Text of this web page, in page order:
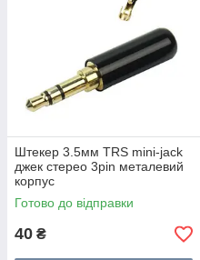
Штекер 3.5мм TRS mini-jack
джек стерео 3pin металевий
корпус
Готово до відправки
40 ₴